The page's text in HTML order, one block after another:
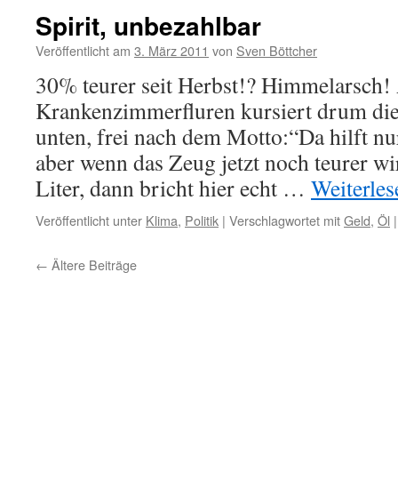
Spirit, unbezahlbar
Veröffentlicht am 3. März 2011 von Sven Böttcher
30% teurer seit Herbst!?
Krankenzimmerfluren kursiert drum
unten, frei nach dem Motto:“Da hilft
aber wenn das Zeug jetzt noch teurer
Liter, dann bricht hier echt …
Veröffentlicht unter Klima, Politik | Verschlagwortet mitGeld, Öl |
← Ältere Beiträge